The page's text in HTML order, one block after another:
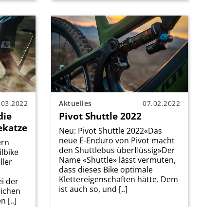
der
[..]
Aktuelles 07.02.2022
Pivot Shuttle 2022
Neu: Pivot Shuttle 2022«Das
neue E-Enduro von Pivot macht
den Shuttlebus überflüssig»Der
Name «Shuttle» lässt vermuten,
dass dieses Bike optimale
Klettereigenschaften hätte. Dem
ist auch so, und [..]